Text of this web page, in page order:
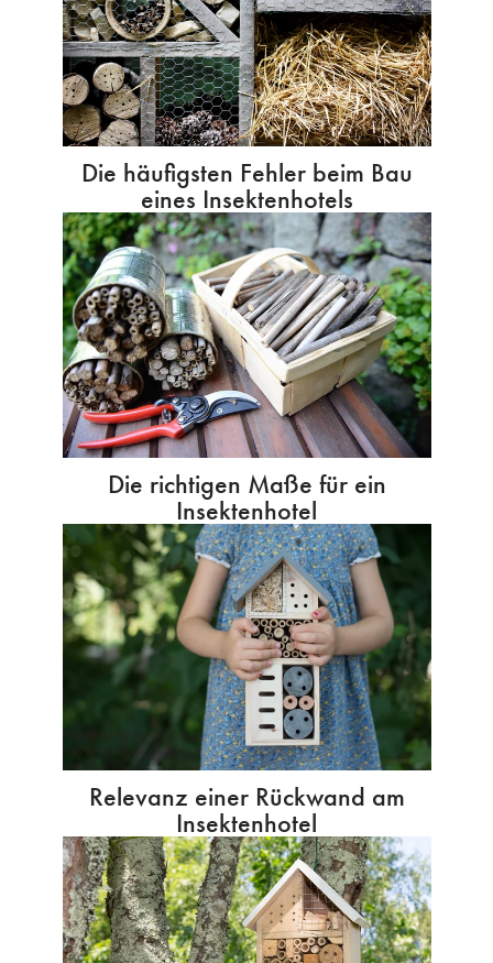
Die häufigsten Fehler beim Bau
eines Insektenhotels
Die richtigen Maße für ein
Insektenhotel
Relevanz einer Rückwand am
Insektenhotel